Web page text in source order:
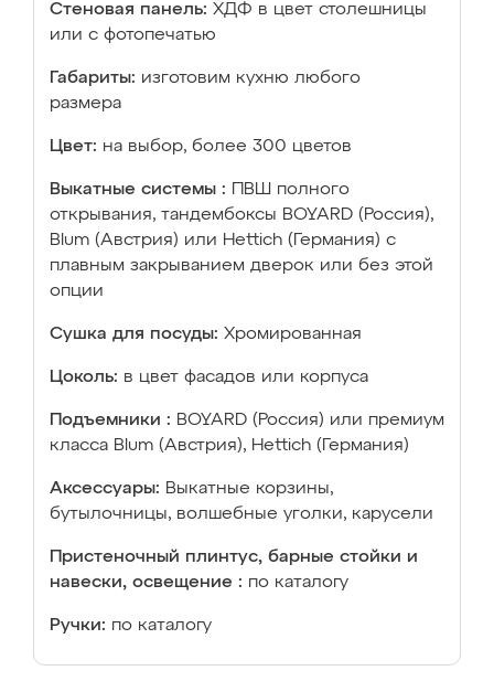
Стеновая панель: ХДФ в цвет столешницы
или с фотопечатью
Габариты: изготовим кухню любого
размера
Цвет: на выбор, более 300 цветов
Выкатные системы :
ПВШ полного
открывания, тандембоксы BOYARD (Россия),
Blum (Австрия) или Hettich (Германия) с
плавным закрыванием дверок или без этой
опции
Сушка для посуды: Хромированная
Цоколь: в цвет фасадов или корпуса
Подъемники : BOYARD (Россия) или премиум
класса Blum (Австрия), Hettich (Германия)
Аксессуары: Выкатные корзины,
бутылочницы, волшебные уголки, карусели
Пристеночный плинтус, барные стойки и
навески, освещение : по каталогу
Ручки: по каталогу